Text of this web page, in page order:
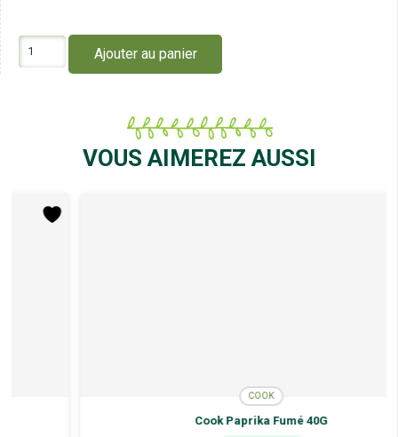
quantité
Ajouter au panier
VOUS AIMEREZ AUSSI
Cook Paprika Fumé 40G